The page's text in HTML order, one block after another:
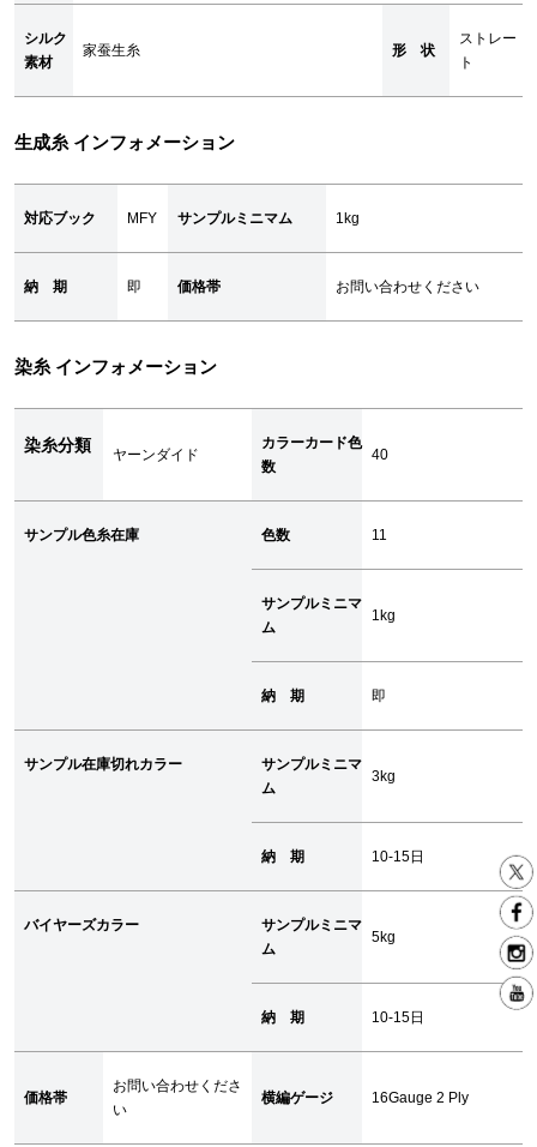
シルク
素材
家蚕生糸 形 状
ストレー
ト
生成糸 インフォメーション
対応ブック MFY サンプルミニマム 1kg
納 期 即 価格帯 お問い合わせください
染糸 インフォメーション
染糸分類 ヤーンダイド
カラーカード色
数
40
サンプル色糸在庫 色数 11
サンプルミニマ
ム
1kg
納 期 即
サンプル在庫切れカラー
サンプルミニマ
ム
3kg
納 期 10-15日
バイヤーズカラー
サンプルミニマ
ム
5kg
納 期 10-15日
価格帯
お問い合わせくださ
い
横編ゲージ 16Gauge 2 Ply